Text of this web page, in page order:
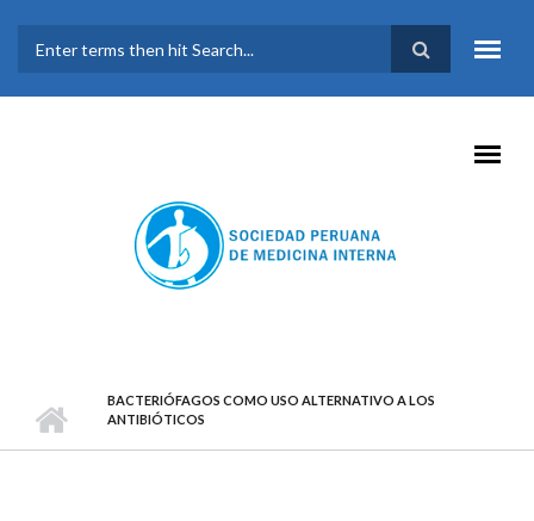
FORMULARIO DE
BÚSQUEDA
BACTERIÓFAGOS COMO USO ALTERNATIVO A LOS
ANTIBIÓTICOS